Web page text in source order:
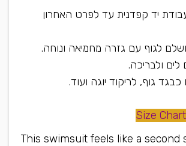
יד קפדנית עד לפרט האחרון
לגוף עם גזרה מחמיאה ונוחה.
ולבריכה.
גוף, לריקוד יוגה ועוד.
Size Chart
This swimsuit feels like a second